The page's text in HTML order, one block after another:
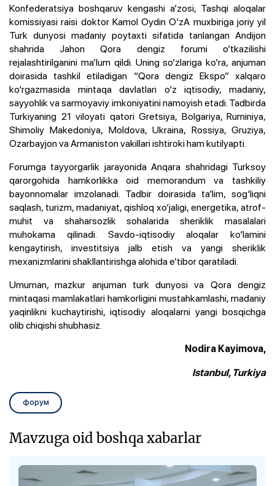
Konfederatsiya boshqaruv kengashi a’zosi, Tashqi aloqalar
komissiyasi raisi doktor Kamol Oydin O‘zA muxbiriga joriy yil
Turk dunyosi madaniy poytaxti sifatida tanlangan Andijon
shahrida Jahon Qora dengiz forumi o‘tkazilishi
rejalashtirilganini ma’lum qildi. Uning so‘zlariga ko‘ra, anjuman
doirasida tashkil etiladigan “Qora dengiz Ekspo” xalqaro
ko‘rgazmasida mintaqa davlatlari o‘z iqtisodiy, madaniy,
sayyohlik va sarmoyaviy imkoniyatini namoyish etadi. Tadbirda
Turkiyaning 21 viloyati qatori Gretsiya, Bolgariya, Ruminiya,
Shimoliy Makedoniya, Moldova, Ukraina, Rossiya, Gruziya,
Ozarbayjon va Armaniston vakillari ishtiroki ham kutilyapti.
Forumga tayyorgarlik jarayonida Anqara shahridagi Turksoy
qarorgohida hamkorlikka oid memorandum va tashkiliy
bayonnomalar imzolanadi. Tadbir doirasida ta’lim, sog‘liqni
saqlash, turizm, madaniyat, qishloq xo‘jaligi, energetika, atrof-
muhit va shaharsozlik sohalarida sheriklik masalalari
muhokama qilinadi. Savdo-iqtisodiy aloqalar ko‘lamini
kengaytirish, investitsiya jalb etish va yangi sheriklik
mexanizmlarini shakllantirishga alohida e’tibor qaratiladi.
Umuman, mazkur anjuman turk dunyosi va Qora dengiz
mintaqasi mamlakatlari hamkorligini mustahkamlashi, madaniy
yaqinlikni kuchaytirishi, iqtisodiy aloqalarni yangi bosqichga
olib chiqishi shubhasiz.
Nodira Kayimova,
Istanbul, Turkiya
форум
Mavzuga oid boshqa xabarlar